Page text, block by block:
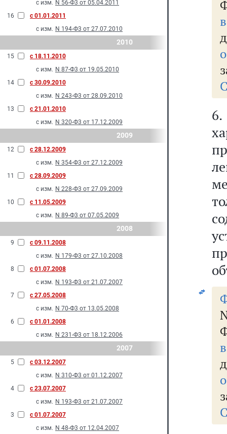
с изм. N 56-Ф3 от 05.04.2011
16
с 01.01.2011
с изм. N 194-Ф3 от 27.07.2010
2010
15
с 18.11.2010
с изм. N 87-Ф3 от 19.05.2010
14
с 30.09.2010
с изм. N 243-Ф3 от 28.09.2010
13
с 21.01.2010
с изм. N 320-Ф3 от 17.12.2009
2009
12
с 28.12.2009
с изм. N 354-Ф3 от 27.12.2009
11
с 28.09.2009
с изм. N 228-Ф3 от 27.09.2009
10
с 11.05.2009
с изм. N 89-Ф3 от 07.05.2009
2008
9
с 09.11.2008
с изм. N 179-Ф3 от 27.10.2008
8
с 01.07.2008
с изм. N 193-Ф3 от 21.07.2007
7
с 27.05.2008
с изм. N 70-Ф3 от 13.05.2008
6
с 01.01.2008
с изм. N 231-Ф3 от 18.12.2006
2007
5
с 03.12.2007
с изм. N 310-Ф3 от 01.12.2007
4
с 23.07.2007
с изм. N 193-Ф3 от 21.07.2007
3
с 01.07.2007
с изм. N 48-Ф3 от 12.04.2007